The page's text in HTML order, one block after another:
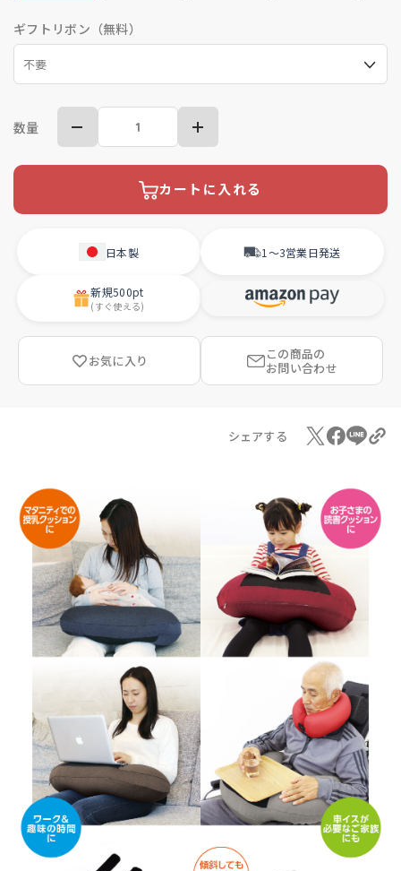
ギフトリボン（無料）
数量
カートに入れる
日本製 1〜3営業日発送
新規500pt
(すぐ使える)
お気に入り
この商品の
お問い合わせ
シェアする